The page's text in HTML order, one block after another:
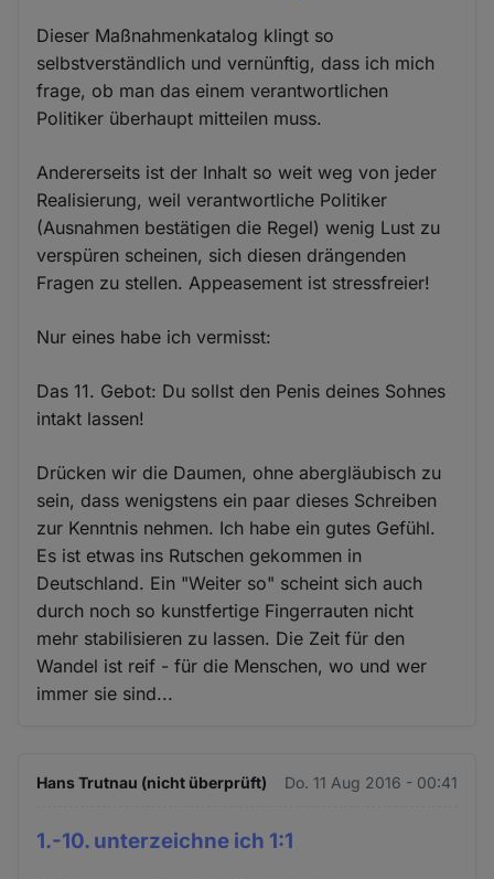
Dieser Maßnahmenkatalog klingt so
selbstverständlich und vernünftig, dass ich mich
frage, ob man das einem verantwortlichen
Politiker überhaupt mitteilen muss.
Andererseits ist der Inhalt so weit weg von jeder
Realisierung, weil verantwortliche Politiker
(Ausnahmen bestätigen die Regel) wenig Lust zu
verspüren scheinen, sich diesen drängenden
Fragen zu stellen. Appeasement ist stressfreier!
Nur eines habe ich vermisst:
Das 11. Gebot: Du sollst den Penis deines Sohnes
intakt lassen!
Drücken wir die Daumen, ohne abergläubisch zu
sein, dass wenigstens ein paar dieses Schreiben
zur Kenntnis nehmen. Ich habe ein gutes Gefühl.
Es ist etwas ins Rutschen gekommen in
Deutschland. Ein "Weiter so" scheint sich auch
durch noch so kunstfertige Fingerrauten nicht
mehr stabilisieren zu lassen. Die Zeit für den
Wandel ist reif - für die Menschen, wo und wer
immer sie sind...
Hans Trutnau (nicht überprüft) Do. 11 Aug 2016 - 00:41
1.-10. unterzeichne ich 1:1